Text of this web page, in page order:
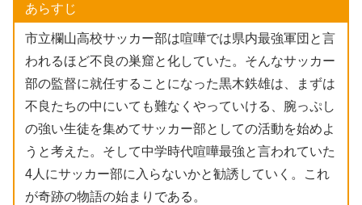
あらすじ
市立欄山高校サッカー部は喧嘩では県内最強軍団と言
われるほど不良の巣窟と化していた。そんなサッカー
部の監督に就任することになった黒木鉄雄は、まずは
不良たちの中にいても難なくやっていける、腕っぷし
の強い生徒を集めてサッカー部としての活動を始めよ
うと考えた。そして中学時代喧嘩最強と言われていた
4人にサッカー部に入らないかと勧誘していく。これ
が奇跡の物語の始まりである。